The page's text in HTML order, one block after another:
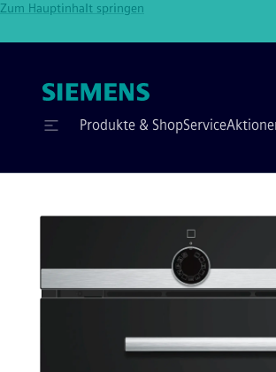
Zum Hauptinhalt springen
Produkte & ShopService